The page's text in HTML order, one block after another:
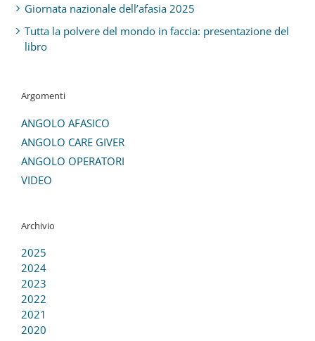
Giornata nazionale dell’afasia 2025
Tutta la polvere del mondo in faccia: presentazione del
libro
Argomenti
ANGOLO AFASICO
ANGOLO CARE GIVER
ANGOLO OPERATORI
VIDEO
Archivio
2025
2024
2023
2022
2021
2020